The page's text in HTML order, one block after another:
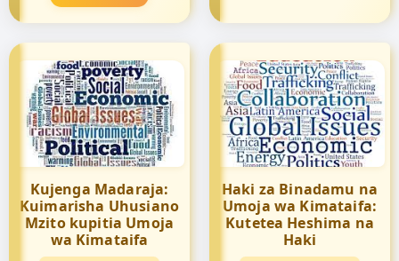
Kujenga Madaraja:
Kuimarisha Uhusiano
Mzito kupitia Umoja
wa Kimataifa
Haki za Binadamu na
Umoja wa Kimataifa:
Kutetea Heshima na
Haki